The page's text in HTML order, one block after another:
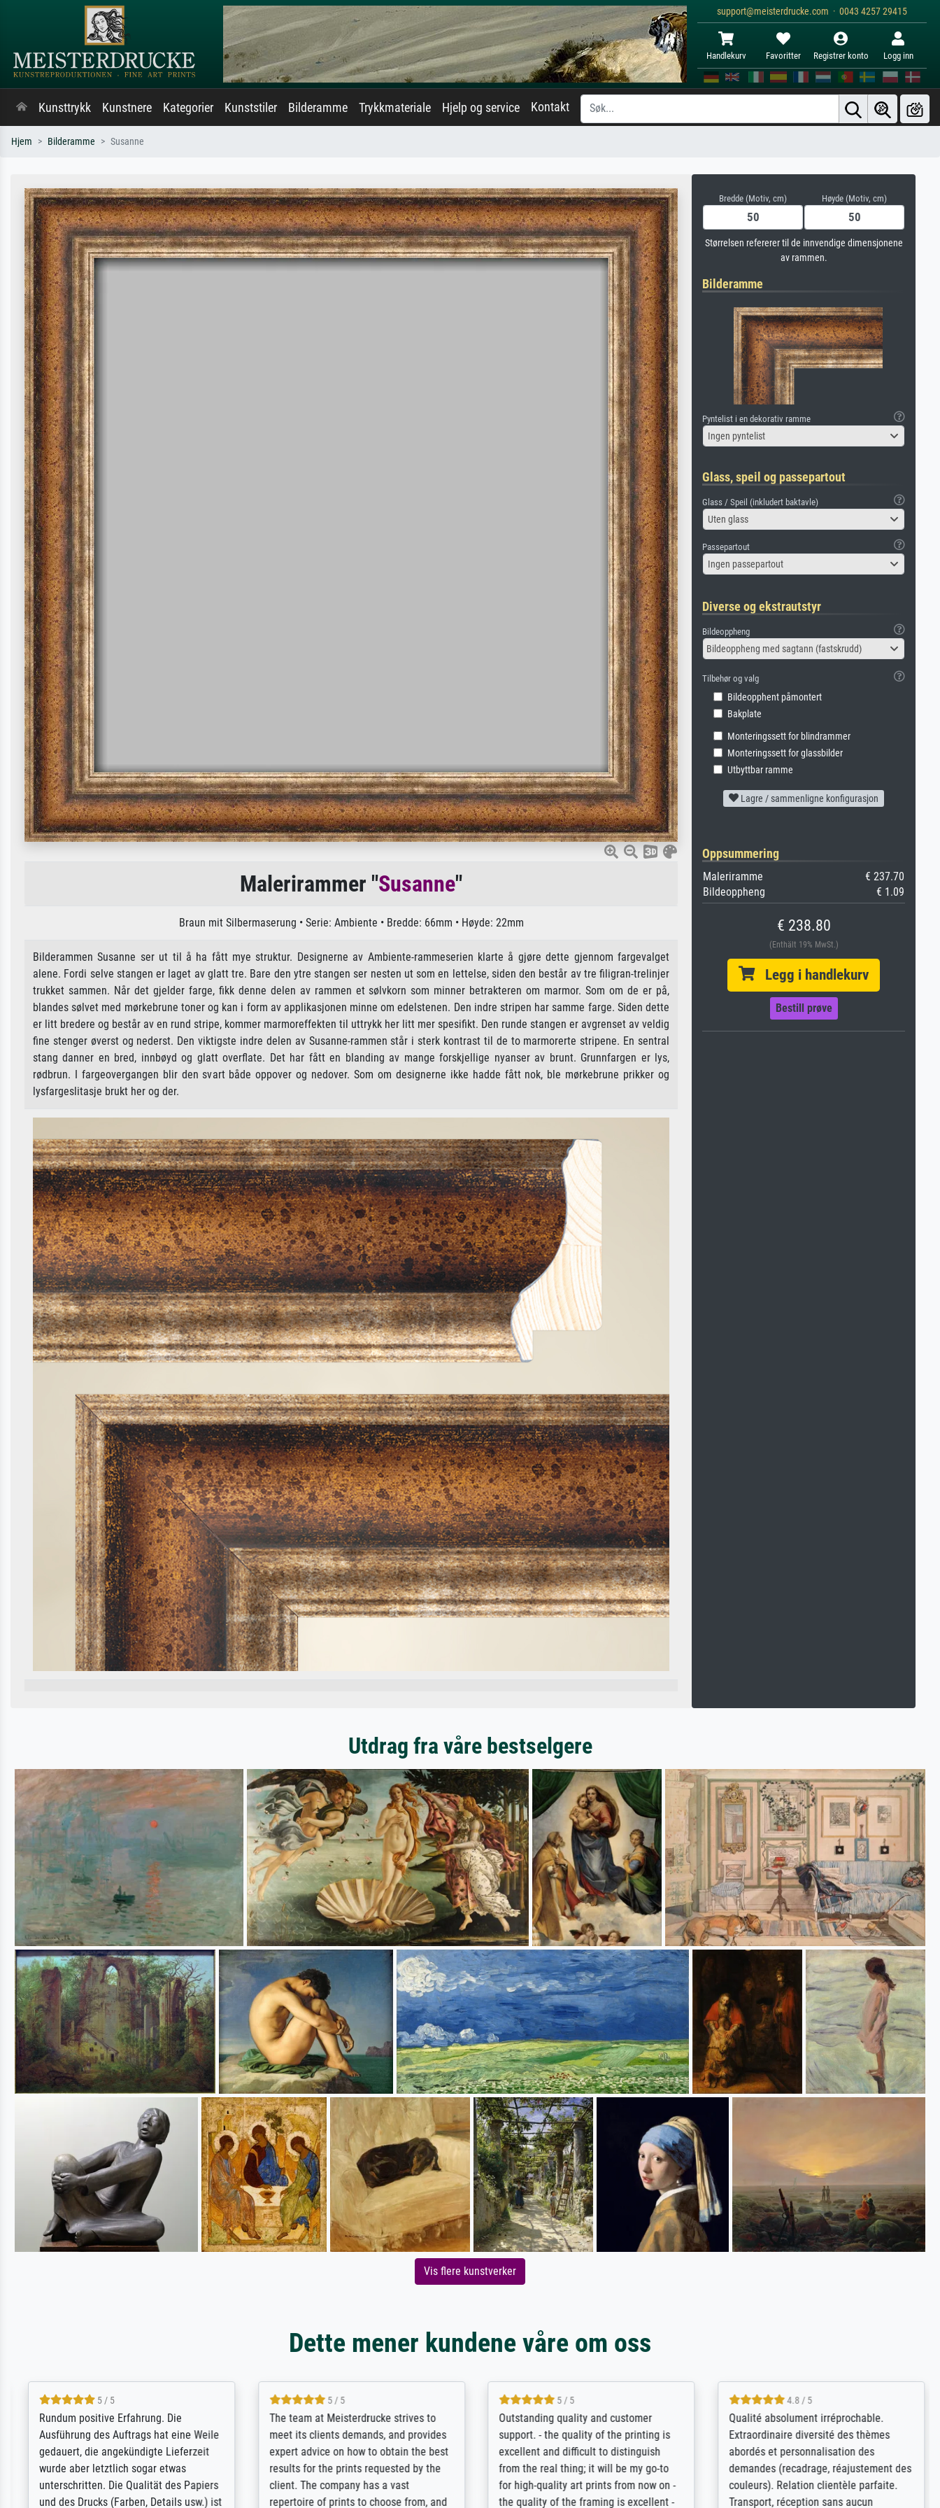
support@meisterdrucke.com · 0043 4257 29415
Handlekurv Favoritter Registrer konto Logg inn
Kunsttrykk Kunstnere Kategorier Kunststiler Bilderamme Trykkmateriale Hjelp og service Kontakt
Hjem Bilderamme Susanne
Malerirammer "Susanne"
Braun mit Silbermaserung • Serie: Ambiente • Bredde: 66mm • Høyde: 22mm
Bilderammen Susanne ser ut til å ha fått mye struktur. Designerne av Ambiente-rammeserien klarte å gjøre dette gjennom fargevalget
alene. Fordi selve stangen er laget av glatt tre. Bare den ytre stangen ser nesten ut som en lettelse, siden den består av tre filigran-trelinjer
trukket sammen. Når det gjelder farge, fikk denne delen av rammen et sølvkorn som minner betrakteren om marmor. Som om de er på,
blandes sølvet med mørkebrune toner og kan i form av applikasjonen minne om edelstenen. Den indre stripen har samme farge. Siden dette
er litt bredere og består av en rund stripe, kommer marmoreffekten til uttrykk her litt mer spesifikt. Den runde stangen er avgrenset av veldig
fine stenger øverst og nederst. Den viktigste indre delen av Susanne-rammen står i sterk kontrast til de to marmorerte stripene. En sentral
stang danner en bred, innbøyd og glatt overflate. Det har fått en blanding av mange forskjellige nyanser av brunt. Grunnfargen er lys,
rødbrun. I fargeovergangen blir den svart både oppover og nedover. Som om designerne ikke hadde fått nok, ble mørkebrune prikker og
lysfargeslitasje brukt her og der.
Bredde (Motiv, cm) Høyde (Motiv, cm)
Størrelsen refererer til de innvendige dimensjonene
av rammen.
Bilderamme
Pyntelist i en dekorativ ramme
Ingen pyntelist
Glass, speil og passepartout
Glass / Speil (inkludert baktavle)
Uten glass
Passepartout
Ingen passepartout
Diverse og ekstrautstyr
Bildeoppheng
Bildeoppheng med sagtann (fastskrudd)
Tilbehør og valg
Bildeopphent påmontert
Bakplate
Monteringssett for blindrammer
Monteringssett for glassbilder
Utbyttbar ramme
Lagre / sammenligne konfigurasjon
Oppsummering
Maleriramme
€ 237.70
Bildeoppheng
€ 1.09
€ 238.80
(Enthält 19% MwSt.)
Legg i handlekurv
Bestill prøve
Utdrag fra våre bestselgere
Vis flere kunstverker
Dette mener kundene våre om oss
5 / 5
Rundum positive Erfahrung. Die
Ausführung des Auftrags hat eine Weile
gedauert, die angekündigte Lieferzeit
wurde aber letztlich sogar etwas
unterschritten. Die Qualität des Papiers
und des Drucks (Farben, Details usw.) ist
5 / 5
The team at Meisterdrucke strives to
meet its clients demands, and provides
expert advice on how to obtain the best
results for the prints requested by the
client. The company has a vast
repertoire of prints to choose from, and
5 / 5
Outstanding quality and customer
support. - the quality of the printing is
excellent and difficult to distinguish
from the real thing; it will be my go-to
for high-quality art prints from now on -
the quality of the framing is excellent -
4.8 / 5
Qualité absolument irréprochable.
Extraordinaire diversité des thèmes
abordés et personnalisation des
demandes (recadrage, réajustement des
couleurs). Relation clientèle parfaite.
Transport, réception sans aucun